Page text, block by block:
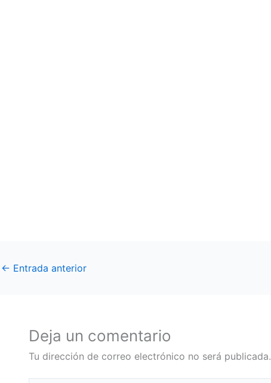
← Entrada anterior
Deja un comentario
Tu dirección de correo electrónico no será publicada.